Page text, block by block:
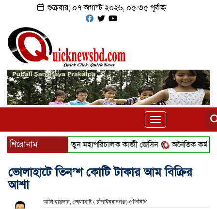
শুক্রবার, ০৭ অগাস্ট ২০২৬, ০৫:৩৫ পূর্বাহ্ন
Toggle
navigation
শিরোনামবিটিভির নতুন মহাপরিচালক কাজী জেসিন অনৈতিক কর্মকাণ্ডের
ভোলাহাটে তিন’শ কোটি টাকার আম বিক্রির
আশা
আলি হায়দার, ভোলাহাট ( চাঁপাইনবাবগঞ্জ) প্রতিনিধি